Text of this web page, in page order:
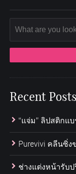
Recent Posts
“แจ่ม” ลิปสติกแ
Purevivi คลีนซิ่
ช่างแต่งหน้ารับ